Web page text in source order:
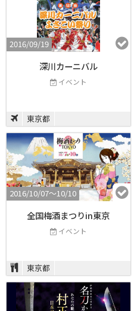
2016/09/19
深川カーニバル
イベント
東京都
2016/10/07〜10/10
全国梅酒まつりin東京
イベント
東京都